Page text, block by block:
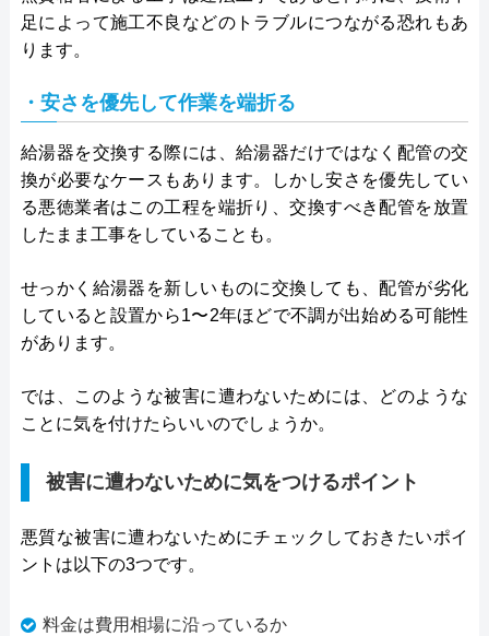
足によって施工不良などのトラブルにつながる恐れもあ
ります。
・安さを優先して作業を端折る
給湯器を交換する際には、給湯器だけではなく配管の交
換が必要なケースもあります。しかし安さを優先してい
る悪徳業者はこの工程を端折り、交換すべき配管を放置
したまま工事をしていることも。
せっかく給湯器を新しいものに交換しても、配管が劣化
していると設置から1〜2年ほどで不調が出始める可能性
があります。
では、このような被害に遭わないためには、どのような
ことに気を付けたらいいのでしょうか。
被害に遭わないために気をつけるポイント
悪質な被害に遭わないためにチェックしておきたいポイ
ントは以下の3つです。
料金は費用相場に沿っているか